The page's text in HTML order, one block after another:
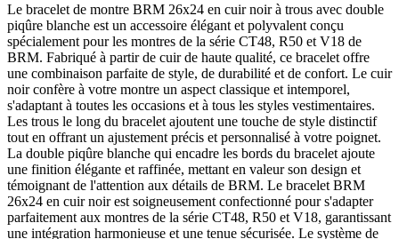
Le bracelet de montre BRM 26x24 en cuir noir à trous avec double
piqûre blanche est un accessoire élégant et polyvalent conçu
spécialement pour les montres de la série CT48, R50 et V18 de
BRM. Fabriqué à partir de cuir de haute qualité, ce bracelet offre
une combinaison parfaite de style, de durabilité et de confort. Le cuir
noir confère à votre montre un aspect classique et intemporel,
s'adaptant à toutes les occasions et à tous les styles vestimentaires.
Les trous le long du bracelet ajoutent une touche de style distinctif
tout en offrant un ajustement précis et personnalisé à votre poignet.
La double piqûre blanche qui encadre les bords du bracelet ajoute
une finition élégante et raffinée, mettant en valeur son design et
témoignant de l'attention aux détails de BRM. Le bracelet BRM
26x24 en cuir noir est soigneusement confectionné pour s'adapter
parfaitement aux montres de la série CT48, R50 et V18, garantissant
une intégration harmonieuse et une tenue sécurisée. Le système de